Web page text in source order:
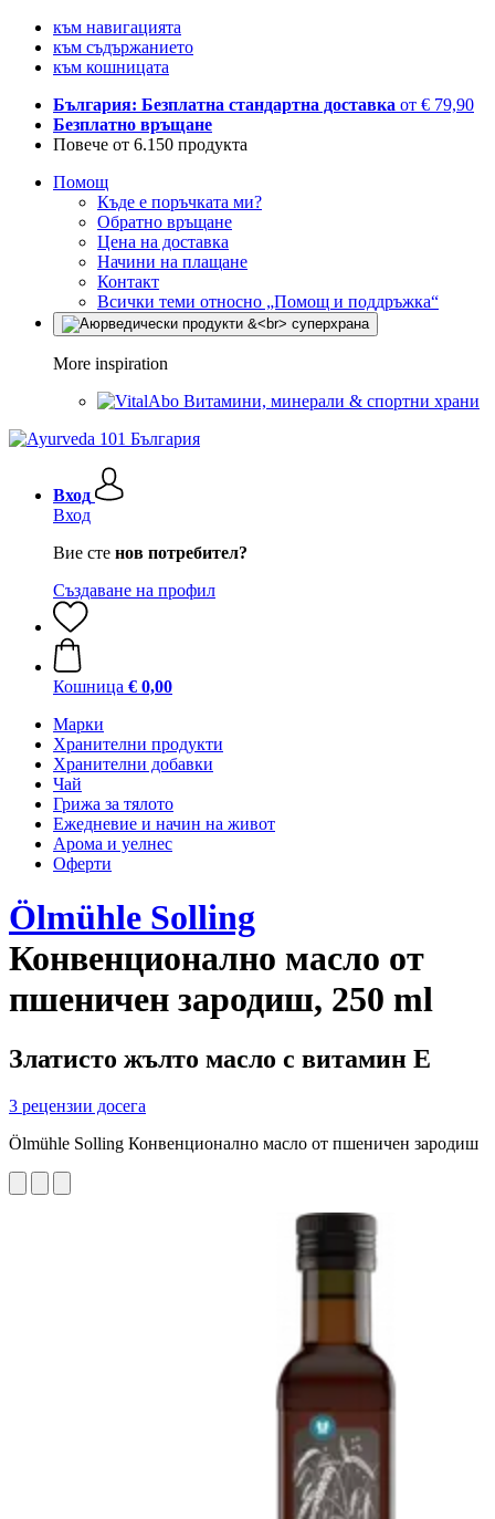
към навигацията
към съдържанието
към кошницата
България: Безплатна стандартна доставка от € 79,90
Безплатно връщане
Повече от 6.150 продукта
Помощ
Къде е поръчката ми?
Обратно връщане
Цена на доставка
Начини на плащане
Контакт
Всички теми относно „Помощ и поддръжка“
More inspiration
Витамини, минерали & спортни храни
Вход
Вход
Вие сте нов потребител?
Създаване на профил
Кошница € 0,00
Марки
Хранителни продукти
Хранителни добавки
Чай
Грижа за тялото
Ежедневие и начин на живот
Арома и уелнес
Оферти
Ölmühle Solling
Конвенционално масло от
пшеничен зародиш, 250 ml
Златисто жълто масло с витамин Е
3 рецензии досега
Ölmühle Solling Конвенционално масло от пшеничен зародиш